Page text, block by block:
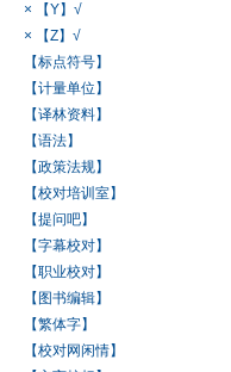
× 【Y】√
× 【Z】√
【标点符号】
【计量单位】
【译林资料】
【语法】
【政策法规】
【校对培训室】
【提问吧】
【字幕校对】
【职业校对】
【图书编辑】
【繁体字】
【校对网闲情】